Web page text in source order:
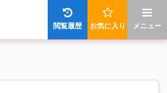
メニュー
お気に入り
閲覧履歴